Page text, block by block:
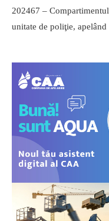
202467 –
unitate de poliţie,